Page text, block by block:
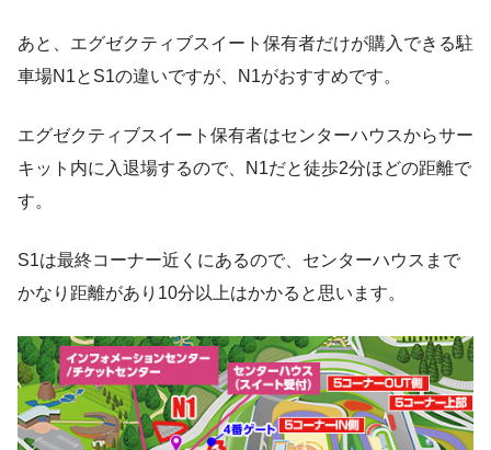
あと、エグゼクティブスイート保有者だけが購入できる駐
車場N1とS1の違いですが、N1がおすすめです。
エグゼクティブスイート保有者はセンターハウスからサー
キット内に入退場するので、N1だと徒歩2分ほどの距離で
す。
S1は最終コーナー近くにあるので、センターハウスまで
かなり距離があり10分以上はかかると思います。